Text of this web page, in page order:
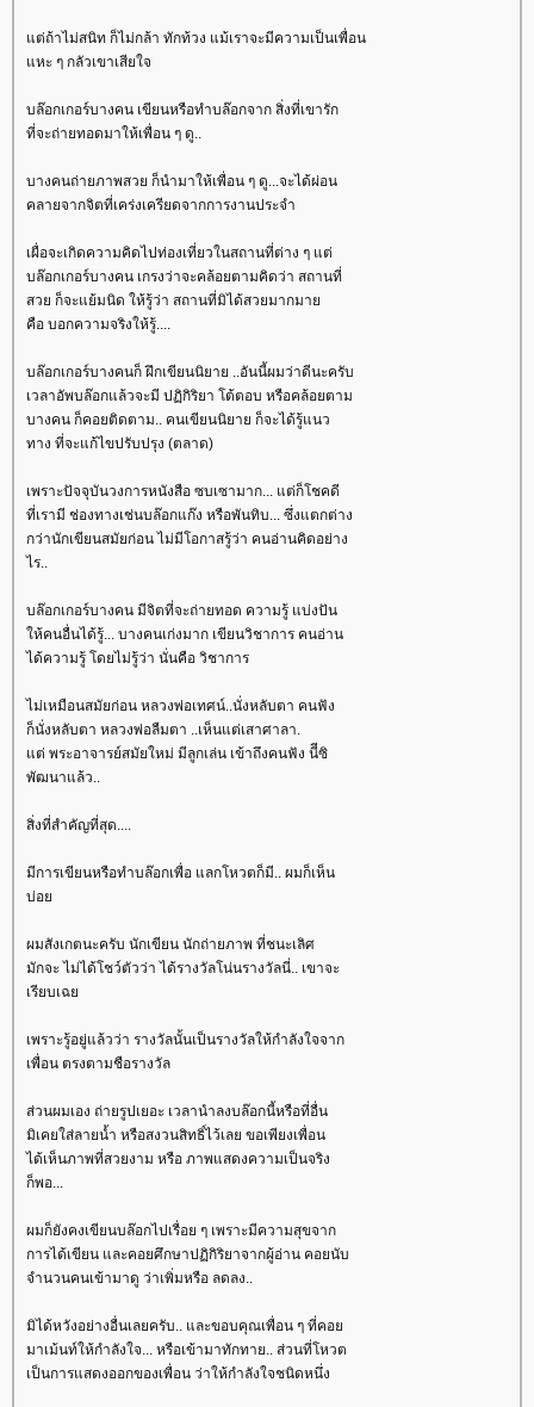
ต่ถ้าไม่สนิท ก็ไม่กล้า ทักท้วง แม้เราจะมีความเป็นเพื่อน
หะ ๆ กลัวเขาเสียใจ
บล๊อกเกอร์บางคน เขียนหรือทำบล๊อกจาก สิ่งที่เขารัก
ที่จะถ่ายทอดมาให้เพื่อน ๆ ดู..
บางคนถ่ายภาพสวย ก็นำมาให้เพื่อน ๆ ดู...จะได้ผ่อน
คลายจากจิตที่เคร่งเครียดจากการงานประจำ
เผื่อจะเกิดความคิดไปท่องเที่ยวในสถานที่ต่าง ๆ แต่
บล๊อกเกอร์บางคน เกรงว่าจะคล้อยตามคิดว่า สถานที่
สวย ก็จะแย้มนิด ให้รู้ว่า สถานที่มิได้สวยมากมา
คือ บอกความจริงให้รู้....
บล๊อกเกอร์บางคนก็ ฝึกเขียนนิยาย ..อันนี้ผมว่าดีนะครับ
เวลาอัพบล๊อกแล้วจะมี ปฏิกิริยา โต้ตอบ หรือคล้อยตาม
บางคน ก็คอยติดตาม.. คนเขียนนิยาย ก็จะได้รู้แนว
ทาง ที่จะแก้ไขปรับปรุง (ตลาด)
เพราะปัจจุบันวงการหนังสือ ซบเซามาก... แต่ก็โชคดี
ที่เรามี ช่องทางเช่นบล๊อกแก๊ง หรือพันทิบ... ซึ่งแตกต่าง
กว่านักเขียนสมัยก่อน ไม่มีโอกาสรู้ว่า คนอ่านคิดอย่าง
ไร..
บล๊อกเกอร์บางคน มีจิตที่จะถ่ายทอด ความรู้ แบ่งปัน
ห้คนอื่นได้รู้... บางคนเก่งมาก เขียนวิชาการ คนอ่าน
ได้ความรู้ โดยไม่รู้ว่า นั่นคือ วิชาการ
ไม่เหมือนสมัยก่อน หลวงพ่อเทศน์..นั่งหลับตา คนฟัง
ก็นั่งหลับตา หลวงพ่อลืมตา ..เห็นแต่เสาศาลา.
ต่ พระอาจารย์สมัยใหม่ มีลูกเล่น เข้าถึงคนฟัง นีีซิ
พัฒนาแล้ว..
สิ่งที่สำคัญที่สุด....
มีการเขียนหรือทำบล๊อกเพื่อ แลกโหวตก็มี.. ผมก็เห็น
บ่อ
ผมสังเกตนะครับ นักเขียน นักถ่ายภาพ ที่ชนะเลิศ
มักจะ ไม่ได้โชว์ตัวว่า ได้รางวัลโน่นรางวัลนี่.. เขาจะ
เรียบเฉ
เพราะรู้อยู่แล้วว่า รางวัลนั้นเป็นรางวัลให้กำลังใจจาก
เพื่อน ตรงตามชือรางวัล
ส่วนผมเอง ถ่ายรูปเยอะ เวลานำลงบล๊อกนี้หรือที่อื่น
มิเคยใส่ลายน้ำ หรือสงวนสิทธิ์ไว้เลย ขอเพียงเพื่อน
ได้เห็นภาพที่สวยงาม หรือ ภาพแสดงความเป็นจริง
ก็พอ...
ผมก็ยังคงเขียนบล๊อกไปเรื่อย ๆ เพราะมีความสุขจาก
การได้เขียน และคอยศึกษาปฏิกิริยาจากผู้อ่าน คอยนับ
จำนวนคนเข้ามาดู ว่าเพิ่มหรือ ลดลง..
มิได้หวังอย่างอื่นเลยครับ.. และขอบคุณเพื่อน ๆ ที่คอ
มาเม้นท์ให้กำลังใจ... หรือเข้ามาทักทาย.. ส่วนที่โหวต
เป็นการแสดงออกของเพื่อน ว่าให้กำลังใจชนิดหนึ่ง